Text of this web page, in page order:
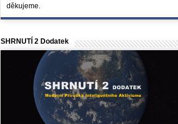
děkujeme.
SHRNUTÍ 2 Dodatek